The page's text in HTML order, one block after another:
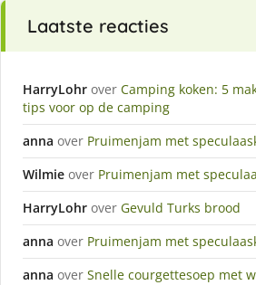
Laatste reacties
HarryLohr over Camping koken: 5
tips voor op de camping
anna over Pruimenjam met
Wilmie over Pruimenjam met
HarryLohr over Gevuld Turks brood
anna over Pruimenjam met
anna over Snelle courgettesoep met